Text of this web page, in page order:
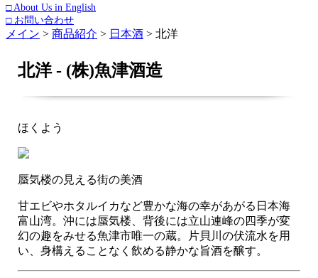
□ About Us in English
□ お問い合わせ
メイン > 商品紹介 > 日本酒 > 北洋
北洋 - (株)魚津酒造
ほくよう
蜃気楼の見える街の美酒
甘エビやホタルイカなど豊かな海の幸があがる日本海
富山湾。沖には蜃気楼、背後には立山連峰の四季が変
幻の趣をみせる魚津市唯一の蔵。片貝川の伏流水を用
い、身構えることなく飲める静かな旨酒を醸す。